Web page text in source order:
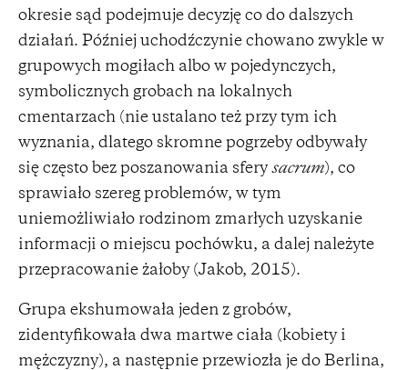
okresie sąd podejmuje decyzję co do dalszych
działań. Później uchodźczynie chowano zwykle w
grupowych mogiłach albo w pojedynczych,
symbolicznych grobach na lokalnych
cmentarzach (nie ustalano też przy tym ich
wyznania, dlatego skromne pogrzeby odbywały
się często bez poszanowania sferysacrum), co
sprawiało szereg problemów, w tym
uniemożliwiało rodzinom zmarłych uzyskanie
informacji o miejscu pochówku, a dalej należyte
przepracowanie żałoby (Jakob, 2015).
Grupa ekshumowała jeden z grobów,
zidentyfikowała dwa martwe ciała (kobiety i
mężczyzny), a następnie przewiozła je do Berlina,